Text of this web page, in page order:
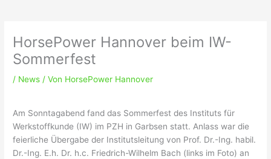
HorsePower Hannover beim IW-
Sommerfest
/ News / Von HorsePower Hannover
Am Sonntagabend fand das Sommerfest des Instituts für
Werkstoffkunde (IW) im PZH in Garbsen statt. Anlass war die
feierliche Übergabe der Institutsleitung von Prof. Dr.-Ing. habil.
Dr.-Ing. E.h. Dr. h.c. Friedrich-Wilhelm Bach (links im Foto) an